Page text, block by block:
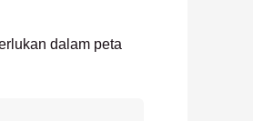
dalam peta